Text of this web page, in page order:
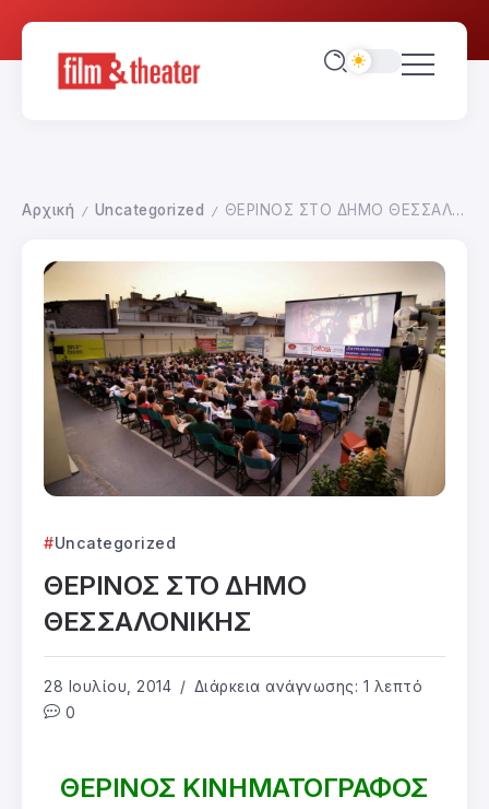
Αρχική / Uncategorized / ΘΕΡΙΝΟΣ ΣΤΟ ΔΗΜΟ ΘΕΣΣΑΛΟΝΙΚΗΣ
Uncategorized
ΘΕΡΙΝΟΣ ΣΤΟ ΔΗΜΟ
ΘΕΣΣΑΛΟΝΙΚΗΣ
28 Ιουλίου, 2014
Διάρκεια ανάγνωσης: 1 λεπτό
0
ΘΕΡΙΝΟΣ ΚΙΝΗΜΑΤΟΓΡΑΦΟΣ